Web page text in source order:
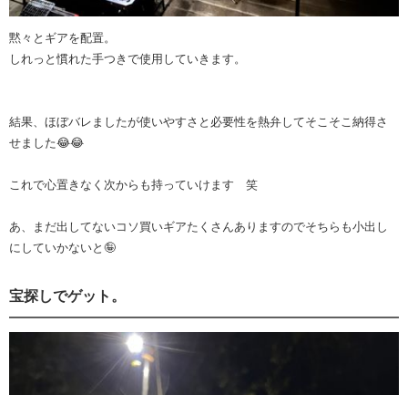
黙々とギアを配置。
しれっと慣れた手つきで使用していきます。
結果、ほぼバレましたが使いやすさと必要性を熱弁してそこそこ納得さ
せました😂😂
これで心置きなく次からも持っていけます 笑
あ、まだ出してないコソ買いギアたくさんありますのでそちらも小出し
にしていかないと🤪
宝探しでゲット。